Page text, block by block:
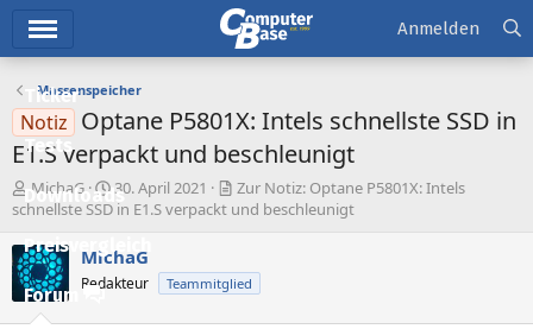
Ticker
Tests
Downloads
Preisvergleich
Forum
Anmelden
Massenspeicher
Notiz Optane P5801X: Intels schnellste SSD in
E1.S verpackt und beschleunigt
E
r
t
e
l
MichaG
E
r
t
e
l
30. April 2021
Zur Notiz: Optane P5801X: Intels
schnellste SSD in E1.S verpackt und beschleunigt
MichaG
Redakteur Teammitglied